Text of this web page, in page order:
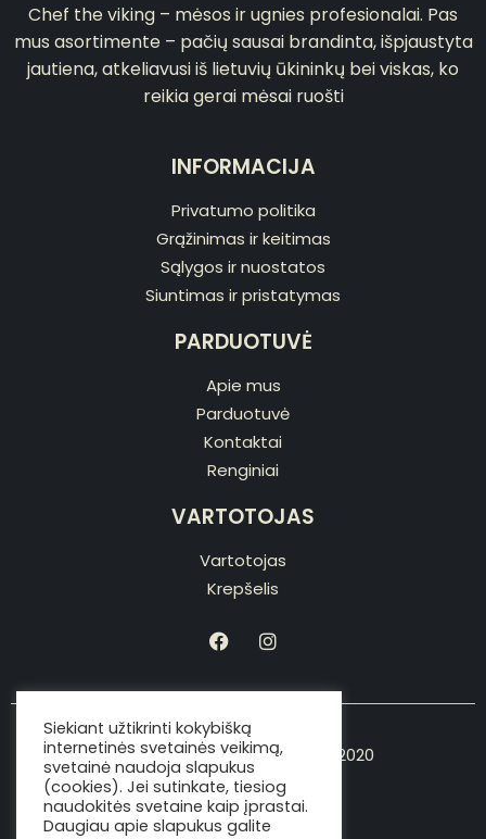
Chef the viking – mėsos ir ugnies profesionalai. Pas
mus asortimente – pačių sausai brandinta, išpjaustyta
jautiena, atkeliavusi iš lietuvių ūkininkų bei viskas, ko
reikia gerai mėsai ruošti
INFORMACIJA
Privatumo politika
Grąžinimas ir keitimas
Sąlygos ir nuostatos
Siuntimas ir pristatymas
PARDUOTUVĖ
Apie mus
Parduotuvė
Kontaktai
Renginiai
VARTOTOJAS
Vartotojas
Krepšelis
Copyright © Viking the chef 2020
Siekiant užtikrinti kokybišką
internetinės svetainės veikimą,
svetainė naudoja slapukus
(cookies). Jei sutinkate, tiesiog
naudokitės svetaine kaip įprastai.
Daugiau apie slapukus galite